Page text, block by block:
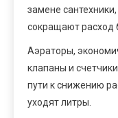
замене
сокращают расход
Аэраторы,
клапаны и
пути к снижению
уходят литры.